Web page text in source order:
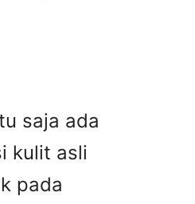
saja ada
kulit asli
pada